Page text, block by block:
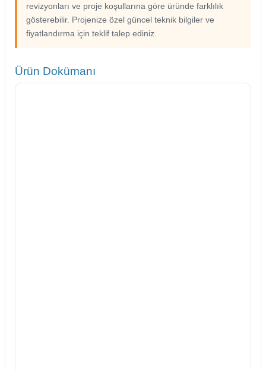
revizyonları ve proje koşullarına göre üründe farklılık
gösterebilir. Projenize özel güncel teknik bilgiler ve
fiyatlandırma için teklif talep ediniz.
Ürün Dokümanı